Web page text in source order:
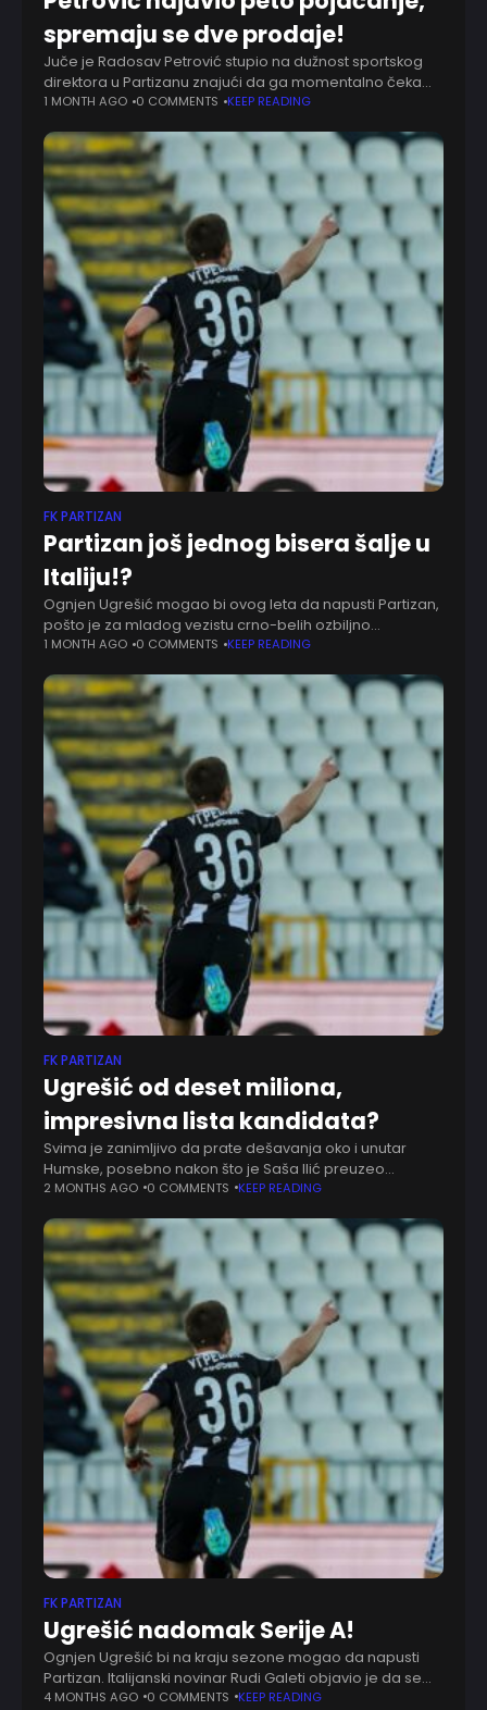
spremaju se dve prodaje!
Juče je Radosav Petrović stupio na dužnost sportskog
direktora u Partizanu znajući da ga momentalno čeka
gomila obaveza. Paralelno se upoznaje sa svima u
1 MONTH AGO 0 COMMENTS KEEP READING
FK PARTIZAN
Partizan još jednog bisera šalje u
Italiju!?
Ognjen Ugrešić mogao bi ovog leta da napusti Partizan,
pošto je za mladog vezistu crno-belih ozbiljno
zainteresovana Bolonja. Kako prenosi italijanski novinar
1 MONTH AGO 0 COMMENTS KEEP READING
FK PARTIZAN
Ugrešić od deset miliona,
impresivna lista kandidata?
Svima je zanimljivo da prate dešavanja oko i unutar
Humske, posebno nakon što je Saša Ilić preuzeo
Partizan. Kad god se pomene Ognjen Ugrešić, znamo
2 MONTHS AGO 0 COMMENTS KEEP READING
FK PARTIZAN
Ugrešić nadomak Serije A!
Ognjen Ugrešić bi na kraju sezone mogao da napusti
Partizan. Italijanski novinar Rudi Galeti objavio je da se
vezista crno-belih nalazi blizu odlaska u Seriju A. Ime
4 MONTHS AGO 0 COMMENTS KEEP READING